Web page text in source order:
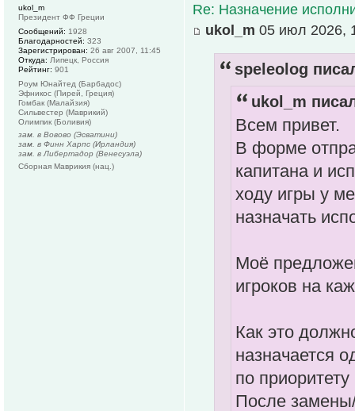
Re: Назначение
ukol_m 05 июл 2026,
speleolog
ukol_m
Всем привет.
В форме
капитана и
ходу игры у
назначать
Моё
игроков на
Как это
назначается
по
После
ukol_m
Президент ФФ Греции
Сообщений: 1928
Благодарностей: 323
Зарегистрирован: 26 авг 2007, 11:45
Откуда: Липецк, Россия
Рейтинг: 901
Роум Юнайтед (Барбадос)
Эфникос (Пирей, Греция)
Гомбак (Малайзия)
Сильвестер (Маврикий)
Олимпик (Боливия)
зам. в Вовово (Эсватини)
зам. в Финн Харпс (Ирландия)
зам. в Либертадор (Венесуэла)
Сборная Маврикия (нац.)